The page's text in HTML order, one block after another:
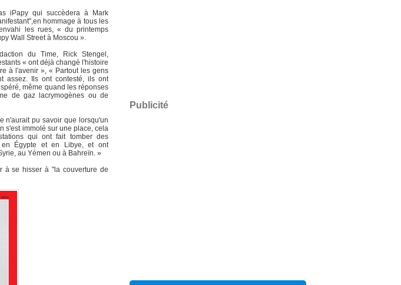
iPapy qui succèdera à Mark
hommage à tous les
les rues, « du printemps
Wall Street à Moscou ».
du Time, Rick Stengel,
« ont déjà changé l'histoire
à l'avenir », « Partout les gens
assez. Ils ont contesté, ils ont
même quand les réponses
de gaz lacrymogènes ou de
n'aurait pu savoir que lorsqu'un
s'est immolé sur une place, cela
qui ont fait tomber des
en Égypte et en Libye, et ont
au Yémen ou à Bahreïn. »
à se hisser à "la couverture de
Publicité